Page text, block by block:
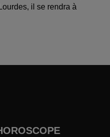
il se rendra à